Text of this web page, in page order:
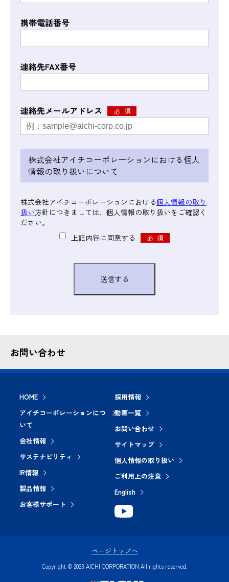
携帯電話番号
連絡先FAX番号
連絡先メールアドレス
株式会社アイチコーポレーションにおける個人
情報の取り扱いについて
株式会社アイチコーポレーションにおける個人情報の取り
扱い方針につきましては、個人情報の取り扱いをご確認く
ださい。
上記内容に同意する
お問い合わせ
HOME
アイチコーポレーションにつ
いて
会社情報
サステナビリティ
IR情報
製品情報
お客様サポート
採用情報
動画一覧
お問い合わせ
サイトマップ
個人情報の取り扱い
ご利用上の注意
English
Copyright © 2023 AICHI CORPORATION All rights reserved.
ページトップへ